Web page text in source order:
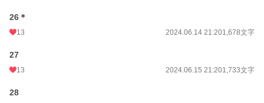
26＊
13 2024.06.14 21:201,678文字
27
13 2024.06.15 21:201,733文字
28